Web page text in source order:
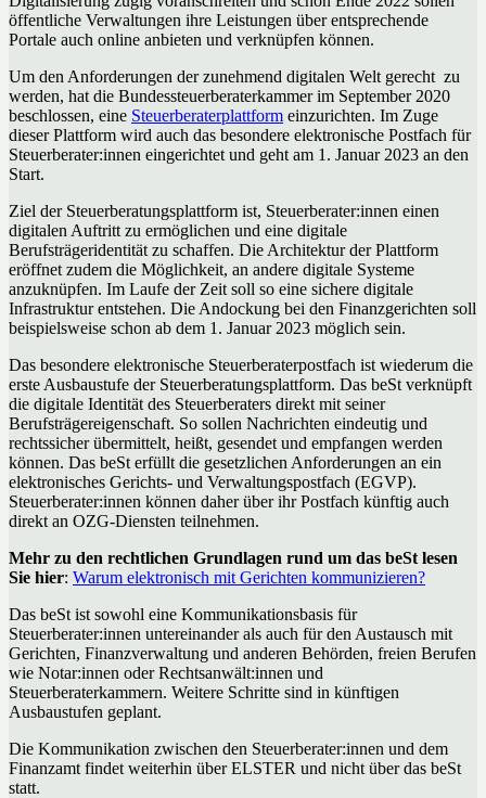
öffentliche Verwaltungen ihre Leistungen über entsprechende
Portale auch online anbieten und verknüpfen können.
Um den Anforderungen der zunehmend digitalen Welt gerecht zu
werden, hat die Bundessteuerberaterkammer im September 2020
beschlossen, eine Steuerberaterplattform einzurichten. Im Zuge
dieser Plattform wird auch das besondere elektronische Postfach für
Steuerberater:innen eingerichtet und geht am 1. Januar 2023 an den
Start.
Ziel der Steuerberatungsplattform ist, Steuerberater:innen einen
digitalen Auftritt zu ermöglichen und eine digitale
Berufsträgeridentität zu schaffen. Die Architektur der Plattform
eröffnet zudem die Möglichkeit, an andere digitale Systeme
anzuknüpfen. Im Laufe der Zeit soll so eine sichere digitale
Infrastruktur entstehen. Die Andockung bei den Finanzgerichten soll
beispielsweise schon ab dem 1. Januar 2023 möglich sein.
Das besondere elektronische Steuerberaterpostfach ist wiederum die
erste Ausbaustufe der Steuerberatungsplattform. Das beSt verknüpft
die digitale Identität des Steuerberaters direkt mit seiner
Berufsträgereigenschaft. So sollen Nachrichten eindeutig und
rechtssicher übermittelt, heißt, gesendet und empfangen werden
können. Das beSt erfüllt die gesetzlichen Anforderungen an ein
elektronisches Gerichts- und Verwaltungspostfach (EGVP).
Steuerberater:innen können daher über ihr Postfach künftig auch
direkt an OZG-Diensten teilnehmen.
Mehr zu den rechtlichen Grundlagen rund um das beSt lesen
Sie hier: Warum elektronisch mit Gerichten kommunizieren?
Das beSt ist sowohl eine Kommunikationsbasis für
Steuerberater:innen untereinander als auch für den Austausch mit
Gerichten, Finanzverwaltung und anderen Behörden, freien Berufen
wie Notar:innen oder Rechtsanwält:innen und
Steuerberaterkammern. Weitere Schritte sind in künftigen
Ausbaustufen geplant.
Die Kommunikation zwischen den Steuerberater:innen und dem
Finanzamt findet weiterhin über ELSTER und nicht über das beSt
statt.